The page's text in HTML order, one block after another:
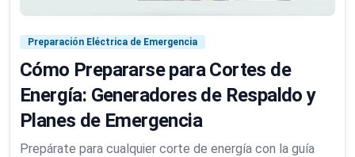
Preparación Eléctrica de Emergencia
Cómo Prepararse para Cortes de
Energía: Generadores de Respaldo y
Planes de Emergencia
Prepárate para cualquier corte de energía con la guía